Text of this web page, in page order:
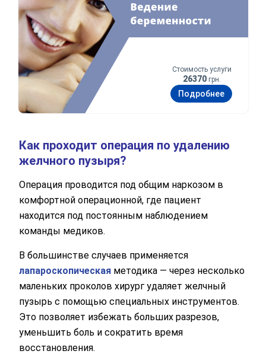
Стоимость услуги
26370 грн.
Подробнее
Как проходит операция по удалению
желчного пузыря?
Операция проводится под общим наркозом в
комфортной операционной, где пациент
находится под постоянным наблюдением
команды медиков.
В большинстве случаев применяется
лапароскопическая методика — через несколько
маленьких проколов хирург удаляет желчный
пузырь с помощью специальных инструментов.
Это позволяет избежать больших разрезов,
уменьшить боль и сократить время
восстановления.